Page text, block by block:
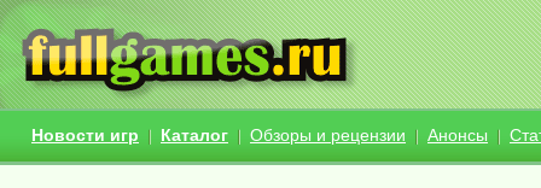
Новости игр Каталог Обзоры и рецензии Анонсы